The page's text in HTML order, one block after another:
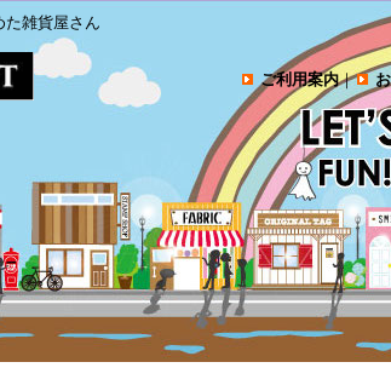
た雑貨屋さん
ご利用案内｜